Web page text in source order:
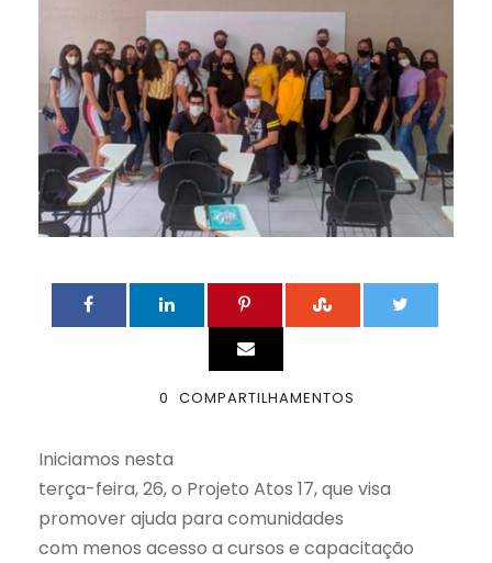
0 COMPARTILHAMENTOS
Iniciamos nesta
terça-feira, 26, o Projeto Atos 17, que visa
promover ajuda para comunidades
com menos acesso a cursos e capacitação